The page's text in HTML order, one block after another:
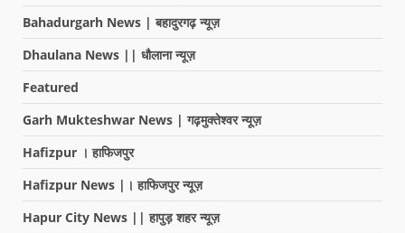
Bahadurgarh News | बहादुरगढ़ न्यूज़
Dhaulana News || धौलाना न्यूज़
Featured
Garh Mukteshwar News | गढ़मुक्तेश्वर न्यूज़
Hafizpur । हाफिजपुर
Hafizpur News |। हाफिजपुर न्यूज़
Hapur City News || हापुड़ शहर न्यूज़